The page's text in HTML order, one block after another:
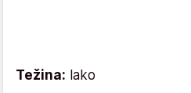
Težina: lako